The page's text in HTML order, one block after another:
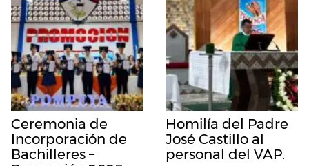
Ceremonia de
Incorporación de
Bachilleres –
Homilía del Padre
José Castillo al
personal del VAP.